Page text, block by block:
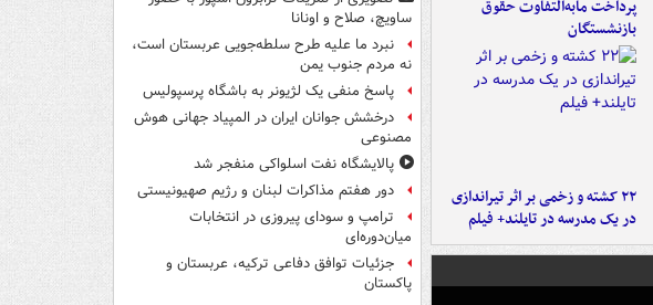
پرداخت مابه‌التفاوت حقوق
بازنشستگان
۲۲ کشته و زخمی بر اثر تیراندازی
در یک مدرسه در تایلند+ فیلم
ساویچ، صلاح و اونانا
نبرد ما علیه طرح سلطه‌جویی عربستان است،
نه مردم جنوب یمن
پاسخ منفی یک لژیونر به باشگاه پرسپولیس
درخشش جوانان ایران در المپیاد جهانی هوش
مصنوعی
پالایشگاه نفت اسلواکی منفجر شد
دور هفتم مذاکرات لبنان و رژیم صهیونیستی
ترامپ و سودای پیروزی در انتخابات
میان‌دوره‌ای
جزئیات توافق دفاعی ترکیه، عربستان و
پاکستان